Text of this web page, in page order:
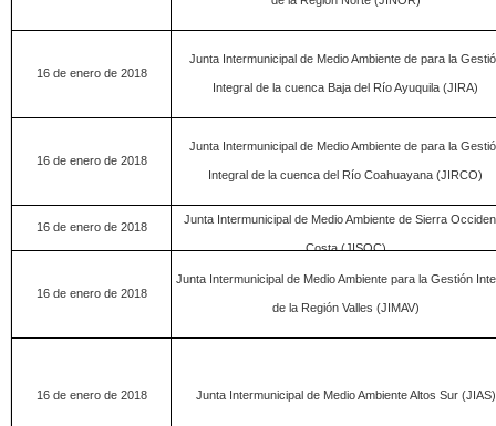
16 de enero de 2018
Junta Intermunicipal de Medio Ambiente de para la
Integral de la cuenca Baja del Río Ayuquila (JIRA)
16 de enero de 2018
Junta Intermunicipal de Medio Ambiente de para la
Integral de la cuenca del Río Coahuayana (JIRCO)
16 de enero de 2018
Junta Intermunicipal de Medio Ambiente de Sierra
Costa (JISOC)
16 de enero de 2018
Junta Intermunicipal de Medio Ambiente para la Gestión
de la Región Valles (JIMAV)
16 de enero de 2018 Junta Intermunicipal de Medio Ambiente Altos Sur (JIAS)